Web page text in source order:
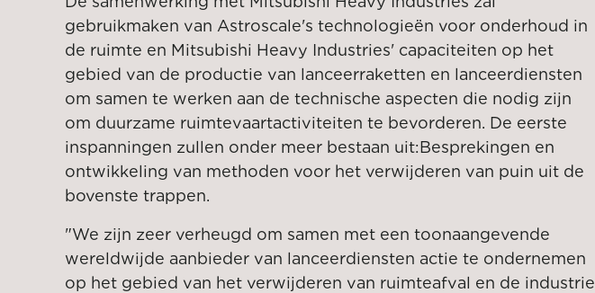
gebruikmaken van Astroscale's technologieën voor onderhoud in
de ruimte en Mitsubishi Heavy Industries' capaciteiten op het
gebied van de productie van lanceerraketten en lanceerdiensten
om samen te werken aan de technische aspecten die nodig zijn
om duurzame ruimtevaartactiviteiten te bevorderen. De eerste
inspanningen zullen onder meer bestaan uit:Besprekingen en
ontwikkeling van methoden voor het verwijderen van puin uit de
bovenste trappen.
"We zijn zeer verheugd om samen met een toonaangevende
wereldwijde aanbieder van lanceerdiensten actie te ondernemen
op het gebied van het verwijderen van ruimteafval en de industrie